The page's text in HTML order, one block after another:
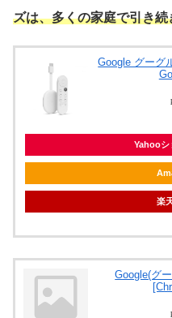
ズは、多くの家庭で引き
Google グーグ
Yahooシ
楽
Google(グ